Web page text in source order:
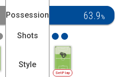
Possession 63.9 %
Shots
Style
SetPlay